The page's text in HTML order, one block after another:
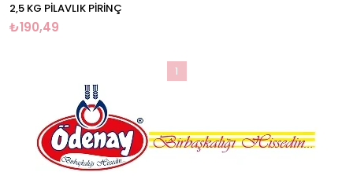
2,5 KG PİLAVLIK PİRİNÇ
₺190,49
1